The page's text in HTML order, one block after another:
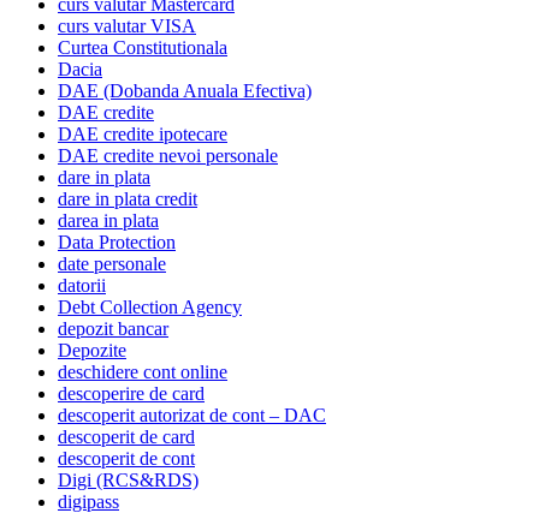
curs valutar VISA
Curtea Constitutionala
Dacia
DAE (Dobanda Anuala Efectiva)
DAE credite
DAE credite ipotecare
DAE credite nevoi personale
dare in plata
dare in plata credit
darea in plata
Data Protection
date personale
datorii
Debt Collection Agency
depozit bancar
Depozite
deschidere cont online
descoperire de card
descoperit autorizat de cont – DAC
descoperit de card
descoperit de cont
Digi (RCS&RDS)
digipass